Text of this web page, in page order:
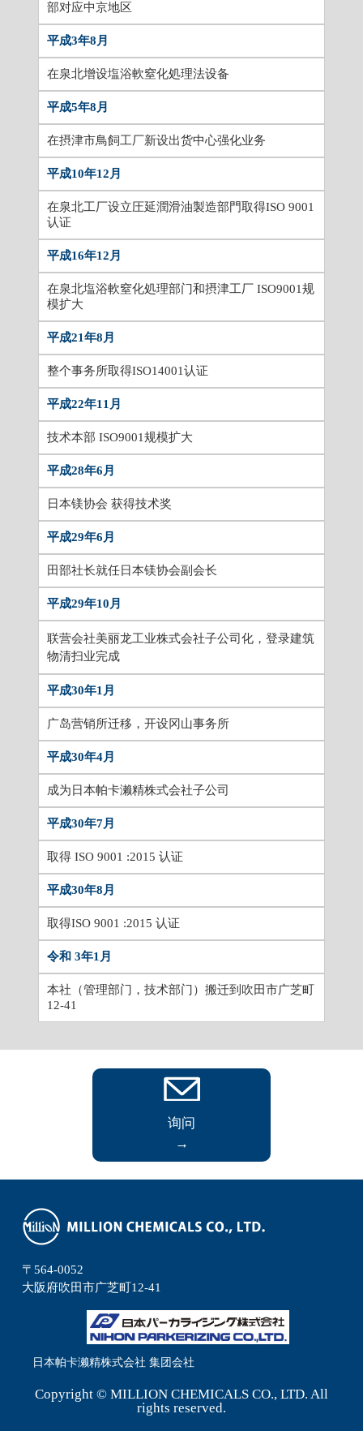
部对应中京地区
平成3年8月
在泉北增设塩浴軟窒化処理法设备
平成5年8月
在摂津市鳥飼工厂新设出货中心强化业务
平成10年12月
在泉北工厂设立圧延潤滑油製造部門取得ISO 9001
认证
平成16年12月
在泉北塩浴軟窒化処理部门和摂津工厂 ISO9001规
模扩大
平成21年8月
整个事务所取得ISO14001认证
平成22年11月
技术本部 ISO9001规模扩大
平成28年6月
日本镁协会 获得技术奖
平成29年6月
田部社长就任日本镁协会副会长
平成29年10月
联营会社美丽龙工业株式会社子公司化，登录建筑
物清扫业完成
平成30年1月
广岛营销所迁移，开设冈山事务所
平成30年4月
成为日本帕卡濑精株式会社子公司
平成30年7月
取得 ISO 9001 :2015 认证
平成30年8月
取得ISO 9001 :2015 认证
令和 3年1月
本社（管理部门，技术部门）搬迁到吹田市广芝町
12-41
询问
→
〒564-0052
⼤阪府吹⽥市广芝町12-41
日本帕卡濑精株式会社 集团会社
Copyright © MILLION CHEMICALS CO., LTD. All
rights reserved.